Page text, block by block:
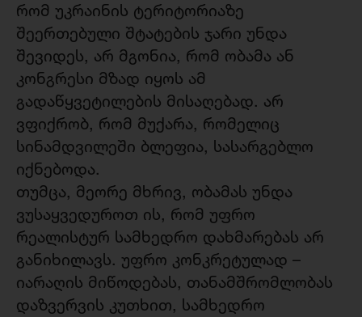
რომ უკრაინის ტერიტორიაზე
შეერთებული შტატების ჯარი უნდა
შევიდეს, არ მგონია, რომ ობამა ან
კონგრესი მზად იყოს ამ
გადაწყვეტილების მისაღებად. არ
ვფიქრობ, რომ მუქარა, რომელიც
სინამდვილეში ბლეფია, სასარგებლო
იქნებოდა.
თუმცა, მეორე მხრივ, ობამას უნდა
ვუსაყვედუროთ ის, რომ უფრო
რეალისტურ სამხედრო დახმარებას არ
განიხილავს. უფრო კონკრეტულად –
იარაღის მიწოდებას, თანამშრომლობას
დაზვერვის კუთხით, სამხედრო